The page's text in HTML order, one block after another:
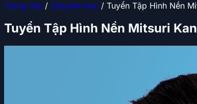
Trang chủ / Chuyên mục / Tuyển Tập Hình Nền
Tuyển Tập Hình Nền Mitsuri